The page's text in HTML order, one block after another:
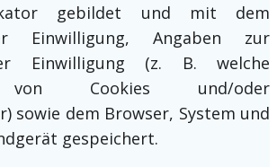
gebildet und mit dem
Einwilligung, Angaben zur
Einwilligung (z. B. welche
von Cookies und/oder
sowie dem Browser, System und
gespeichert.